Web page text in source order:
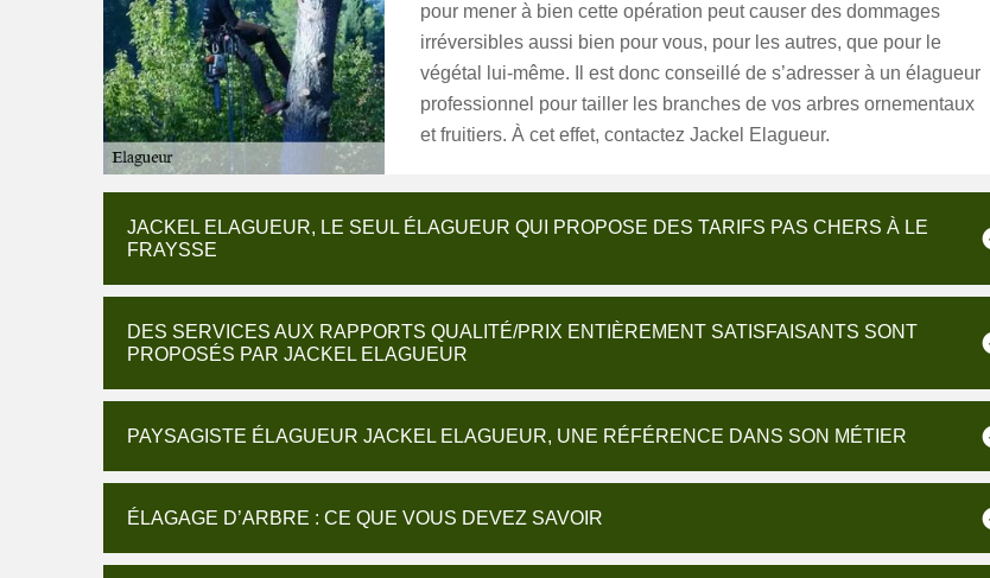
pour mener à bien cette opération peut causer des dommages
irréversibles aussi bien pour vous, pour les autres, que pour le
végétal lui-même. Il est donc conseillé de s’adresser à un élagueur
professionnel pour tailler les branches de vos arbres ornementaux
et fruitiers. À cet effet, contactez Jackel Elagueur.
JACKEL ELAGUEUR, LE SEUL ÉLAGUEUR QUI PROPOSE DES TARIFS PAS CHERS À LE
FRAYSSE
DES SERVICES AUX RAPPORTS QUALITÉ/PRIX ENTIÈREMENT SATISFAISANTS SONT
PROPOSÉS PAR JACKEL ELAGUEUR
PAYSAGISTE ÉLAGUEUR JACKEL ELAGUEUR, UNE RÉFÉRENCE DANS SON MÉTIER
ÉLAGAGE D’ARBRE : CE QUE VOUS DEVEZ SAVOIR